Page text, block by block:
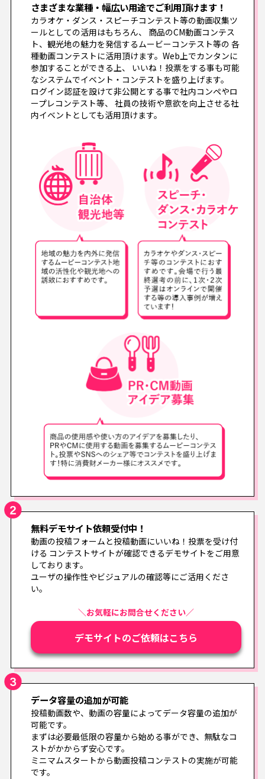
さまざまな業種・幅広い用途でご利用頂けます！
カラオケ・ダンス・スピーチコンテスト等の動画収集ツ
ールとしての活用はもちろん、
商品のCM動画コンテス
ト、観光地の魅力を発信するムービーコンテスト等の 各
種動画コンテストに活用頂けます。Web上でカンタンに
参加することができる上、
いいね！投票をする事も可能
なシステムでイベント・コンテストを盛り上げます。
ログイン認証を設けて非公開とする事で社内コンペやロ
ープレコンテスト等、 社員の技術や意欲を向上させる社
内イベントとしても活用頂けます。
無料デモサイト依頼受付中！
動画の投稿フォームと投稿動画にいいね！投票を受け付
ける コンテストサイトが確認できるデモサイトをご用意
しております。
ユーザの操作性やビジュアルの確認等にご活用くださ
い。
＼お気軽にお問合せください／
デモサイトのご依頼はこちら
データ容量の追加が可能
投稿動画数や、動画の容量によってデータ容量の追加が
可能です。
まずは必要最低限の容量から始める事ができ、無駄なコ
ストがかからず安心です。
ミニマムスタートから動画投稿コンテストの実施が可能
です。